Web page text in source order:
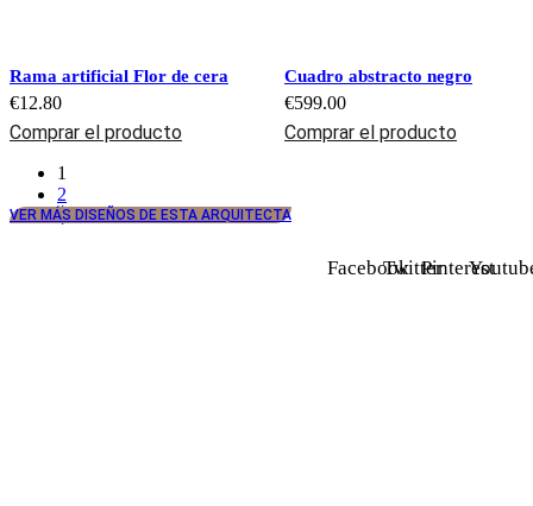
Rama artificial Flor de cera
€12.80
Comprar el producto
Cuadro abstracto negro
€599.00
Comprar el producto
1
2
FacebookTwitterPinterest
VER MÁS DISEÑOS DE ESTA ARQUITECTA